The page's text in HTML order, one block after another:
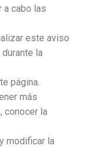
a cabo las
este aviso
la
página.
más
conocer la
modificar la